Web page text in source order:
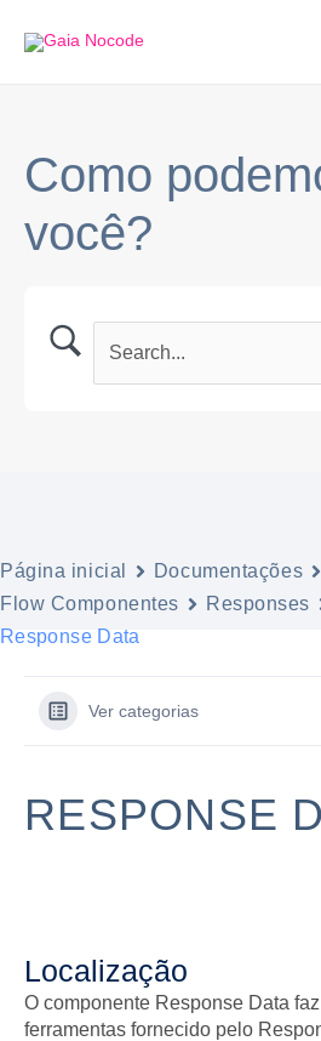
para
Como
você?
Página inicial Documentações
Flow Componentes
Responses
Response Data
Ver categorias
RESPONSE
Localização
O componente Response Data
ferramentas fornecido pelo